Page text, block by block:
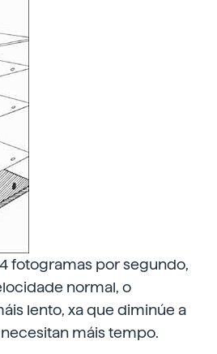
fotogramas por segundo,
normal, o
lento, xa que diminúe a
máis tempo.